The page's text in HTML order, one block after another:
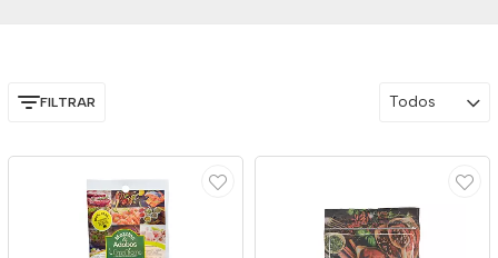
FILTRAR Todos